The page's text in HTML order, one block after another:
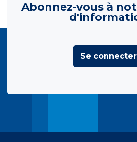
Abonnez-vous à
Se connecter